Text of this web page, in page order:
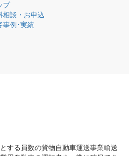
プ
相談・お申込
事例･実績
する員数の貨物自動車運送事業輸送